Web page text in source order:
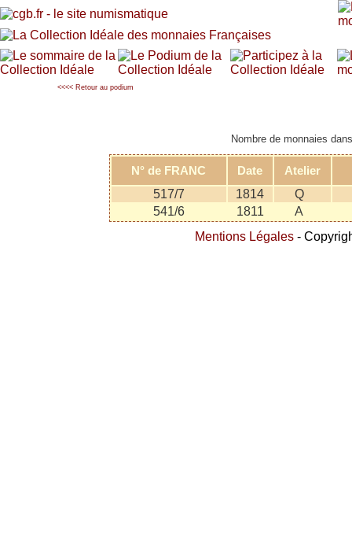
<<<< Retour au podium
Nombre de monnaies
N° de FRANC Date
Atelier
517/7
1814
Q
541/6
1811
A
Mentions Légales -